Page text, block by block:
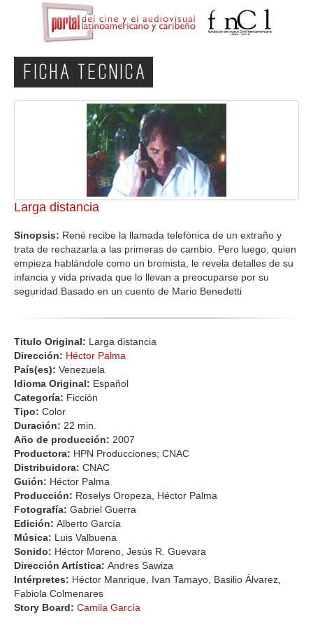
FICHA TECNICA
Larga distancia
Sinopsis: René recibe la llamada telefónica de un extraño y
trata de rechazarla a las primeras de cambio. Pero luego, quien
empieza hablándole como un bromista, le revela detalles de su
infancia y vida privada que lo llevan a preocuparse por su
seguridad.Basado en un cuento de Mario Benedetti
Titulo Original: Larga distancia
Dirección: Héctor Palma
País(es): Venezuela
Idioma Original: Español
Categoría: Ficción
Tipo: Color
Duración: 22 min.
Año de producción: 2007
Productora: HPN Producciones; CNAC
Distribuidora: CNAC
Guión: Héctor Palma
Producción: Roselys Oropeza, Héctor Palma
Fotografía: Gabriel Guerra
Edición: Alberto García
Música: Luis Valbuena
Sonido: Héctor Moreno, Jesús R. Guevara
Dirección Artística: Andres Sawiza
Intérpretes: Héctor Manrique, Ivan Tamayo, Basilio Álvarez,
Fabiola Colmenares
Story Board: Camila García